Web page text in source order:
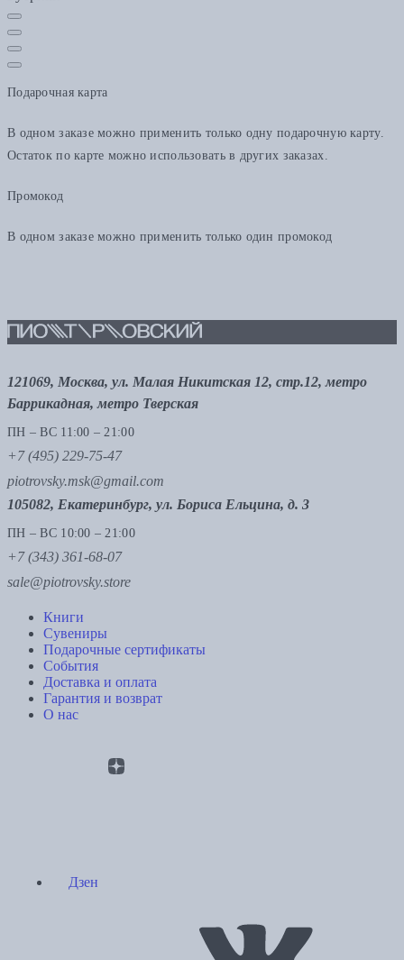
Подарочная карта
В одном заказе можно применить только одну подарочную карту.
Остаток по карте можно использовать в других заказах.
Промокод
В одном заказе можно применить только один промокод
121069, Москва, ул. Малая Никитская 12, стр.12, метро
Баррикадная, метро Тверская
ПН – ВС 11:00 – 21:00
+7 (495) 229-75-47
piotrovsky.msk@gmail.com
105082, Екатеринбург, ул. Бориса Ельцина, д. 3
ПН – ВС 10:00 – 21:00
+7 (343) 361-68-07
sale@piotrovsky.store
Книги
Сувениры
Подарочные сертификаты
События
Доставка и оплата
Гарантия и возврат
О нас
Дзен